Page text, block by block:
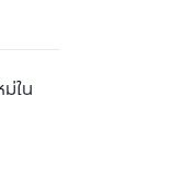
ใน